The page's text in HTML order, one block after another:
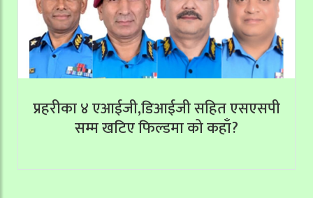
प्रहरीका ४ एआईजी,डिआईजी सहित एसएसपी
सम्म खटिए फिल्डमा को कहाँ?